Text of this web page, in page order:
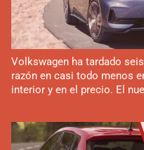
Volkswagen ha tardado
razón en casi todo menos
interior y en el precio. El